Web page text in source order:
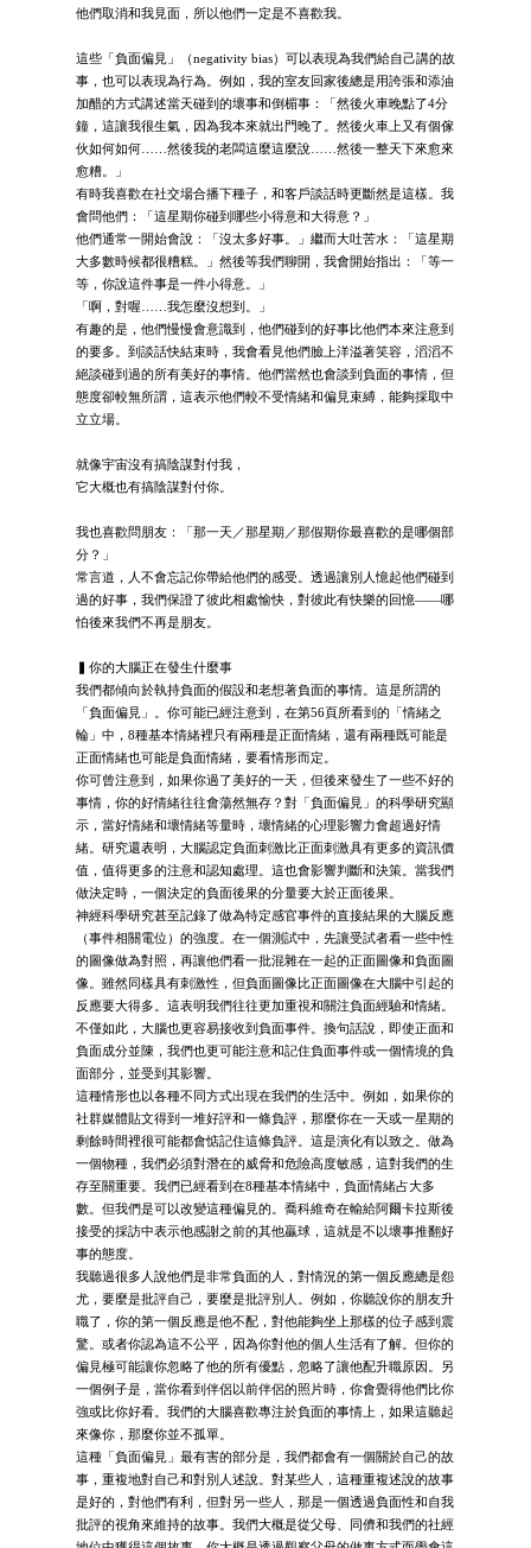
他們取消和我見面，所以他們一定是不喜歡我。
這些「負面偏見」（negativity bias）可以表現為我們給自己講的故
事，也可以表現為行為。例如，我的室友回家後總是用誇張和添油
加醋的方式講述當天碰到的壞事和倒楣事：「然後火車晚點了4分
鐘，這讓我很生氣，因為我本來就出門晚了。然後火車上又有個傢
伙如何如何……然後我的老闆這麼這麼說……然後一整天下來愈來
愈糟。」
有時我喜歡在社交場合播下種子，和客戶談話時更斷然是這樣。我
會問他們：「這星期你碰到哪些小得意和大得意？」
他們通常一開始會說：「沒太多好事。」繼而大吐苦水：「這星期
大多數時候都很糟糕。」然後等我們聊開，我會開始指出：「等一
等，你說這件事是一件小得意。」
「啊，對喔……我怎麼沒想到。」
有趣的是，他們慢慢會意識到，他們碰到的好事比他們本來注意到
的要多。到談話快結束時，我會看見他們臉上洋溢著笑容，滔滔不
絕談碰到過的所有美好的事情。他們當然也會談到負面的事情，但
態度卻較無所謂，這表示他們較不受情緒和偏見束縛，能夠採取中
立立場。
就像宇宙沒有搞陰謀對付我，
它大概也有搞陰謀對付你。
我也喜歡問朋友：「那一天／那星期／那假期你最喜歡的是哪個部
分？」
常言道，人不會忘記你帶給他們的感受。透過讓別人憶起他們碰到
過的好事，我們保證了彼此相處愉快，對彼此有快樂的回憶——哪
怕後來我們不再是朋友。
▍你的大腦正在發生什麼事
我們都傾向於執持負面的假設和老想著負面的事情。這是所謂的
「負面偏見」。你可能已經注意到，在第56頁所看到的「情緒之
輪」中，8種基本情緒裡只有兩種是正面情緒，還有兩種既可能是
正面情緒也可能是負面情緒，要看情形而定。
你可曾注意到，如果你過了美好的一天，但後來發生了一些不好的
事情，你的好情緒往往會蕩然無存？對「負面偏見」的科學研究顯
示，當好情緒和壞情緒等量時，壞情緒的心理影響力會超過好情
緒。研究還表明，大腦認定負面刺激比正面刺激具有更多的資訊價
值，值得更多的注意和認知處理。這也會影響判斷和決策。當我們
做決定時，一個決定的負面後果的分量要大於正面後果。
神經科學研究甚至記錄了做為特定感官事件的直接結果的大腦反應
（事件相關電位）的強度。在一個測試中，先讓受試者看一些中性
的圖像做為對照，再讓他們看一批混雜在一起的正面圖像和負面圖
像。雖然同樣具有刺激性，但負面圖像比正面圖像在大腦中引起的
反應要大得多。這表明我們往往更加重視和關注負面經驗和情緒。
不僅如此，大腦也更容易接收到負面事件。換句話說，即使正面和
負面成分並陳，我們也更可能注意和記住負面事件或一個情境的負
面部分，並受到其影響。
這種情形也以各種不同方式出現在我們的生活中。例如，如果你的
社群媒體貼文得到一堆好評和一條負評，那麼你在一天或一星期的
剩餘時間裡很可能都會惦記住這條負評。這是演化有以致之。做為
一個物種，我們必須對潛在的威脅和危險高度敏感，這對我們的生
存至關重要。我們已經看到在8種基本情緒中，負面情緒占大多
數。但我們是可以改變這種偏見的。喬科維奇在輸給阿爾卡拉斯後
接受的採訪中表示他感謝之前的其他贏球，這就是不以壞事推翻好
事的態度。
我聽過很多人說他們是非常負面的人，對情況的第一個反應總是怨
尤，要麼是批評自己，要麼是批評別人。例如，你聽說你的朋友升
職了，你的第一個反應是他不配，對他能夠坐上那樣的位子感到震
驚。或者你認為這不公平，因為你對他的個人生活有了解。但你的
偏見極可能讓你忽略了他的所有優點，忽略了讓他配升職原因。另
一個例子是，當你看到伴侶以前伴侶的照片時，你會覺得他們比你
強或比你好看。我們的大腦喜歡專注於負面的事情上，如果這聽起
來像你，那麼你並不孤單。
這種「負面偏見」最有害的部分是，我們都會有一個關於自己的故
事，重複地對自己和對別人述說。對某些人，這種重複述說的故事
是好的，對他們有利，但對另一些人，那是一個透過負面性和自我
批評的視角來維持的故事。我們大概是從父母、同儕和我們的社經